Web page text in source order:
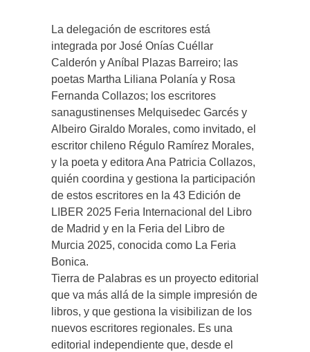
La delegación de escritores está
integrada por José Onías Cuéllar
Calderón y Aníbal Plazas Barreiro; las
poetas Martha Liliana Polanía y Rosa
Fernanda Collazos; los escritores
sanagustinenses Melquisedec Garcés y
Albeiro Giraldo Morales, como invitado, el
escritor chileno Régulo Ramírez Morales,
y la poeta y editora Ana Patricia Collazos,
quién coordina y gestiona la participación
de estos escritores en la 43 Edición de
LIBER 2025 Feria Internacional del Libro
de Madrid y en la Feria del Libro de
Murcia 2025, conocida como La Feria
Bonica.
Tierra de Palabras es un proyecto editorial
que va más allá de la simple impresión de
libros, y que gestiona la visibilizan de los
nuevos escritores regionales. Es una
editorial independiente que, desde el